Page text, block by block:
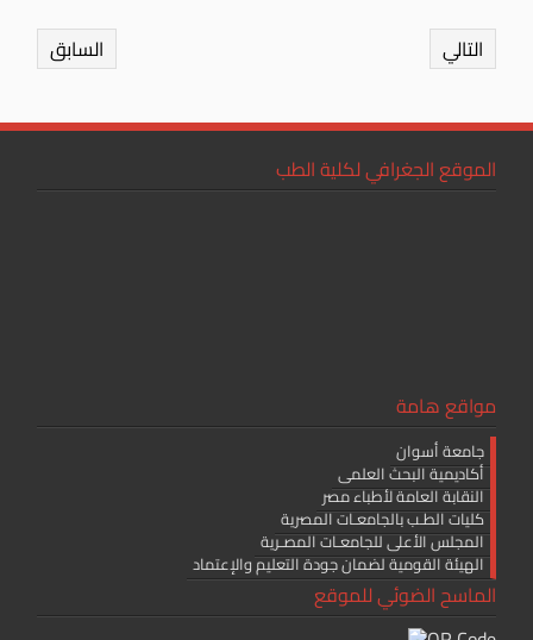
ok
السابق التالي
الموقع الجغرافي لكلية الطب
مواقع هامة
جامعة أسوان
أكاديمية البحث العلمى
النقابة العامة لأطباء مصر
كليات الطـب بالجامعـات المصرية
المجلس الأعلى للجامعـات المصـرية
الهيئة القومية لضمان جودة التعليم والإعتماد
الماسح الضوئي للموقع